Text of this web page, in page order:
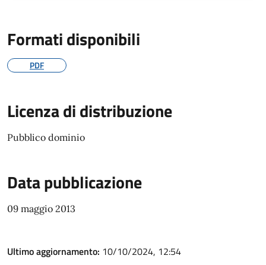
Formati disponibili
PDF
Licenza di distribuzione
Pubblico dominio
Data pubblicazione
09 maggio 2013
Ultimo aggiornamento: 10/10/2024, 12:54